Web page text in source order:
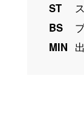
ST
BS
MIN